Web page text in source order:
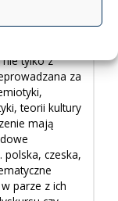
z
jej autorzy
analizy
nie tylko z
za
teorii kultury
mają
czeska,
parze z ich